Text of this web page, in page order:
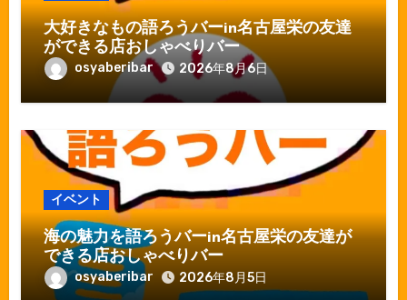
大好きなもの語ろうバーin名古屋栄の友達
ができる店おしゃべりバー
osyaberibar 2026年8月6日
イベント
海の魅力を語ろうバーin名古屋栄の友達が
できる店おしゃべりバー
osyaberibar 2026年8月5日